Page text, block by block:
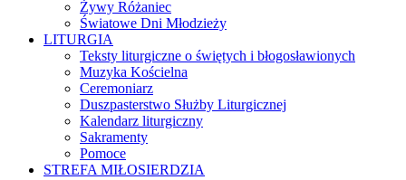
Żywy Różaniec
Światowe Dni Młodzieży
LITURGIA
Teksty liturgiczne o świętych i błogosławionych
Muzyka Kościelna
Ceremoniarz
Duszpasterstwo Służby Liturgicznej
Kalendarz liturgiczny
Sakramenty
Pomoce
STREFA MIŁOSIERDZIA